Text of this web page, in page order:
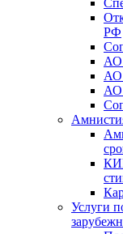
РФ
АО
АО
Услуги